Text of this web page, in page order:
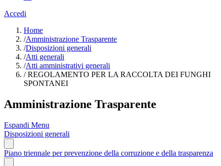
Accedi
Home
/Amministrazione Trasparente
/Disposizioni generali
/Atti generali
/Atti amministrativi generali
/REGOLAMENTO PER LA RACCOLTA DEI FUNGHI
SPONTANEI
Amministrazione Trasparente
Espandi Menu
Disposizioni generali
Piano triennale per prevenzione della corruzione e della trasparenza